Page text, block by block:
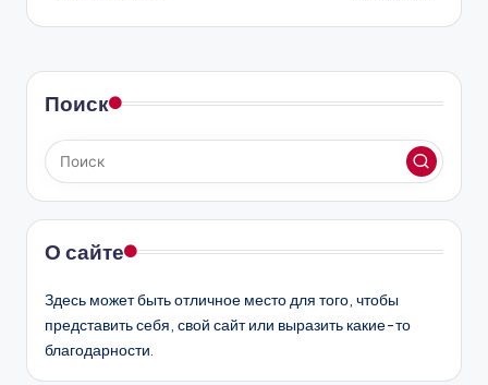
Поиск
О сайте
Здесь может быть отличное место для того, чтобы
представить себя, свой сайт или выразить какие-то
благодарности.